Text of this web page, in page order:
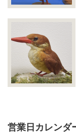
営業日カレンダ